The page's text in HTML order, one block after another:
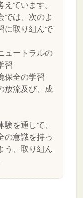
えています。
では、次のよ
に取り組んで
ュートラルの
習
保全の学習
放流及び、成
験を通して、
の意識を持っ
う、取り組ん